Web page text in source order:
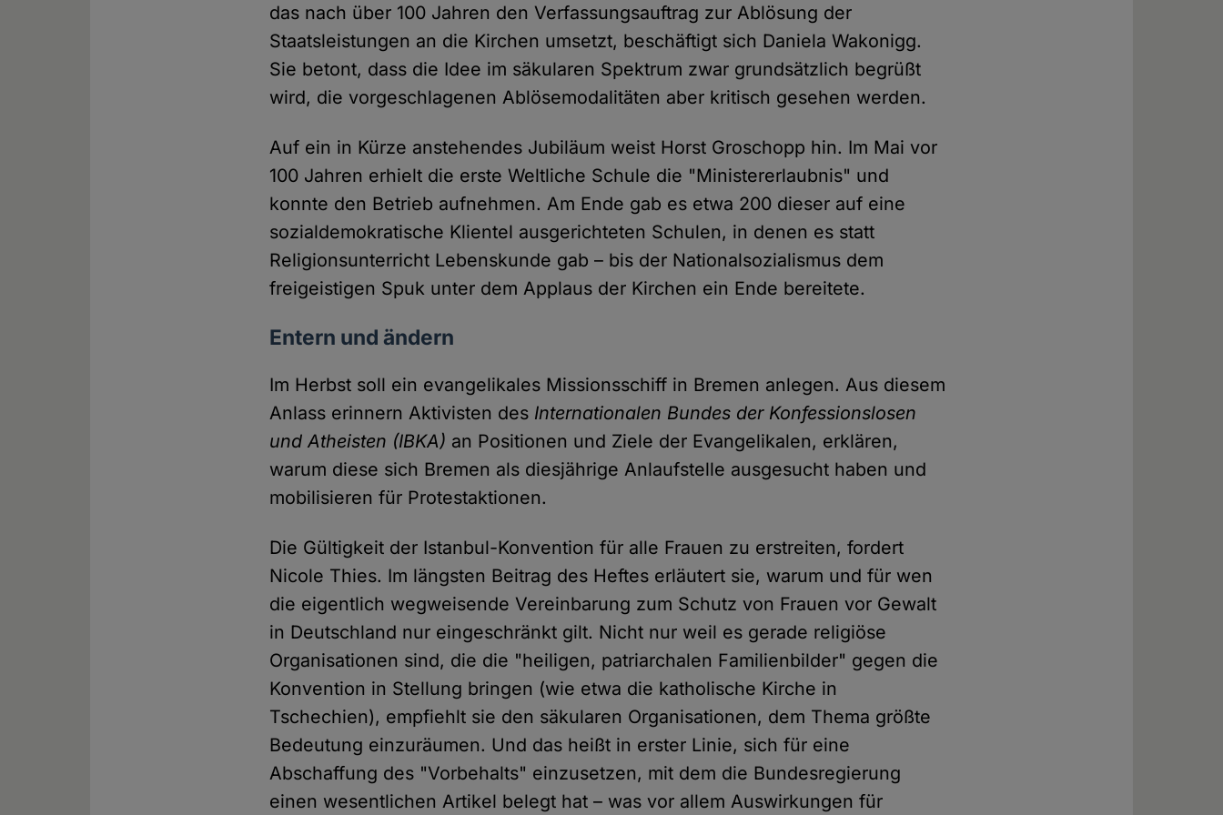
das nach über 100 Jahren den Verfassungsauftrag zur Ablösung der
Staatsleistungen an die Kirchen umsetzt, beschäftigt sich Daniela Wakonigg.
Sie betont, dass die Idee im säkularen Spektrum zwar grundsätzlich begrüßt
wird, die vorgeschlagenen Ablösemodalitäten aber kritisch gesehen werden.
Auf ein in Kürze anstehendes Jubiläum weist Horst Groschopp hin. Im Mai vor
100 Jahren erhielt die erste Weltliche Schule die "Ministererlaubnis" und
konnte den Betrieb aufnehmen. Am Ende gab es etwa 200 dieser auf eine
sozialdemokratische Klientel ausgerichteten Schulen, in denen es statt
Religionsunterricht Lebenskunde gab – bis der Nationalsozialismus dem
freigeistigen Spuk unter dem Applaus der Kirchen ein Ende bereitete.
Entern und ändern
Im Herbst soll ein evangelikales Missionsschiff in Bremen anlegen. Aus diesem
Anlass erinnern Aktivisten des Internationalen Bundes der Konfessionslosen
und Atheisten (IBKA) an Positionen und Ziele der Evangelikalen, erklären,
warum diese sich Bremen als diesjährige Anlaufstelle ausgesucht haben und
mobilisieren für Protestaktionen.
Die Gültigkeit der Istanbul-Konvention für alle Frauen zu erstreiten, fordert
Nicole Thies. Im längsten Beitrag des Heftes erläutert sie, warum und für wen
die eigentlich wegweisende Vereinbarung zum Schutz von Frauen vor Gewalt
in Deutschland nur eingeschränkt gilt. Nicht nur weil es gerade religiöse
Organisationen sind, die die "heiligen, patriarchalen Familienbilder" gegen die
Konvention in Stellung bringen (wie etwa die katholische Kirche in
Tschechien), empfiehlt sie den säkularen Organisationen, dem Thema größte
Bedeutung einzuräumen. Und das heißt in erster Linie, sich für eine
Abschaffung des "Vorbehalts" einzusetzen, mit dem die Bundesregierung
einen wesentlichen Artikel belegt hat – was vor allem Auswirkungen für